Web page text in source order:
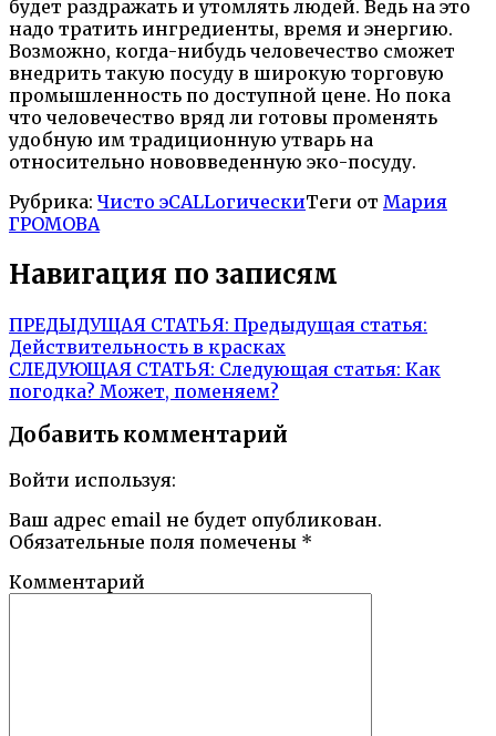
будет раздражать и утомлять людей. Ведь на это
надо тратить ингредиенты, время и энергию.
Возможно, когда-нибудь человечество сможет
внедрить такую посуду в широкую торговую
промышленность по доступной цене. Но пока
что человечество вряд ли готовы променять
удобную им традиционную утварь на
относительно нововведенную эко-посуду.
Рубрика: Чисто эCALLогическиТеги от Мария
ГРОМОВА
Навигация по записям
ПРЕДЫДУЩАЯ СТАТЬЯ: Предыдущая статья:
Действительность в красках
СЛЕДУЮЩАЯ СТАТЬЯ: Следующая статья: Как
погодка? Может, поменяем?
Добавить комментарий
Войти используя:
Ваш адрес email не будет опубликован.
Обязательные поля помечены *
Комментарий